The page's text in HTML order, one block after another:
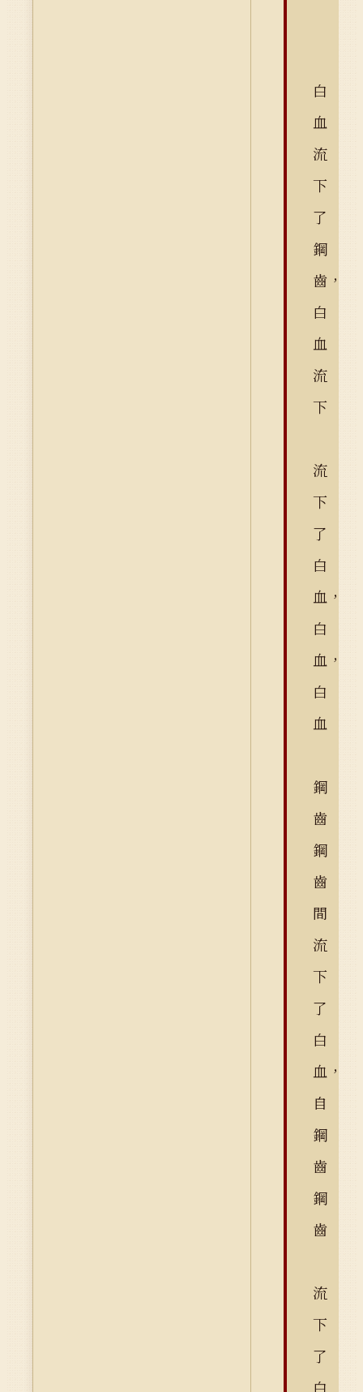
白
血
流
下
了
鋼
齒，
白
血
流
下
流
下
了
白
血，
白
血，
白
血
鋼
齒
鋼
齒
間
流
下
了
白
血，
自
鋼
齒
鋼
齒
流
下
了
白